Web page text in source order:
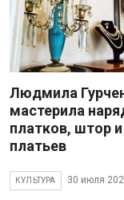
Людмила
мастерила
платков, штор
платьев
КУЛЬТУРА 30 июля